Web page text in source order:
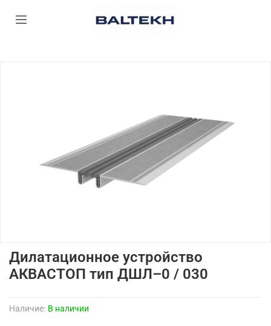
Наличие: В наличии
Дилатационное устройство
АКВАСТОП тип ДШЛ–0 / 030